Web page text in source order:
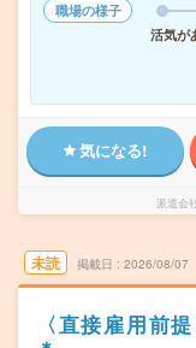
職場の様子
活気が
気になる!
派遣会社
未読 掲載日 2026/08/07
〈直接雇用前